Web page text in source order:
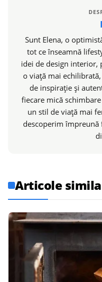
Sunt Elena, o
tot ce înseamnă
idei de design interior,
o viață mai
de inspirație și
fiecare mică
un stil de viață mai
descoperim
Articole